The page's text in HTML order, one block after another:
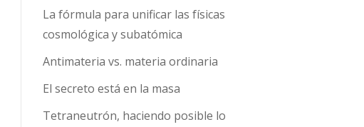
La fórmula para unificar las físicas
cosmológica y subatómica
Antimateria vs. materia ordinaria
El secreto está en la masa
Tetraneutrón, haciendo posible lo